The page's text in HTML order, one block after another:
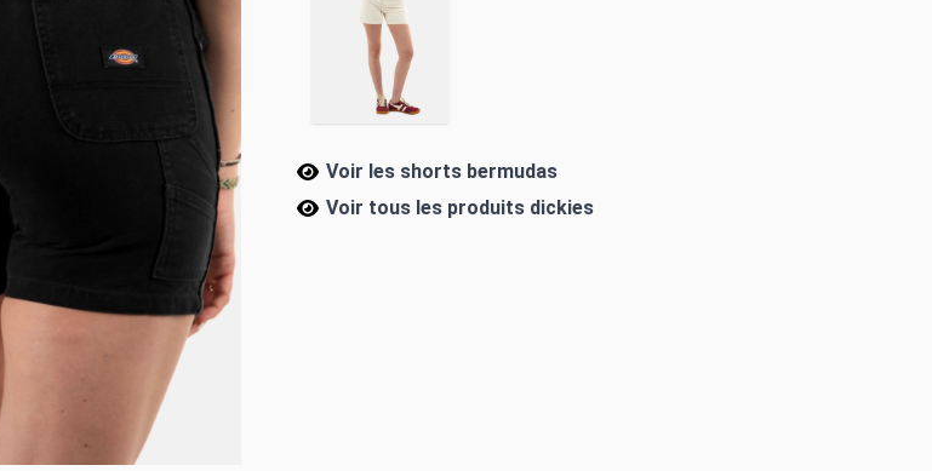
Voir les shorts bermudas
Voir tous les produits dickies